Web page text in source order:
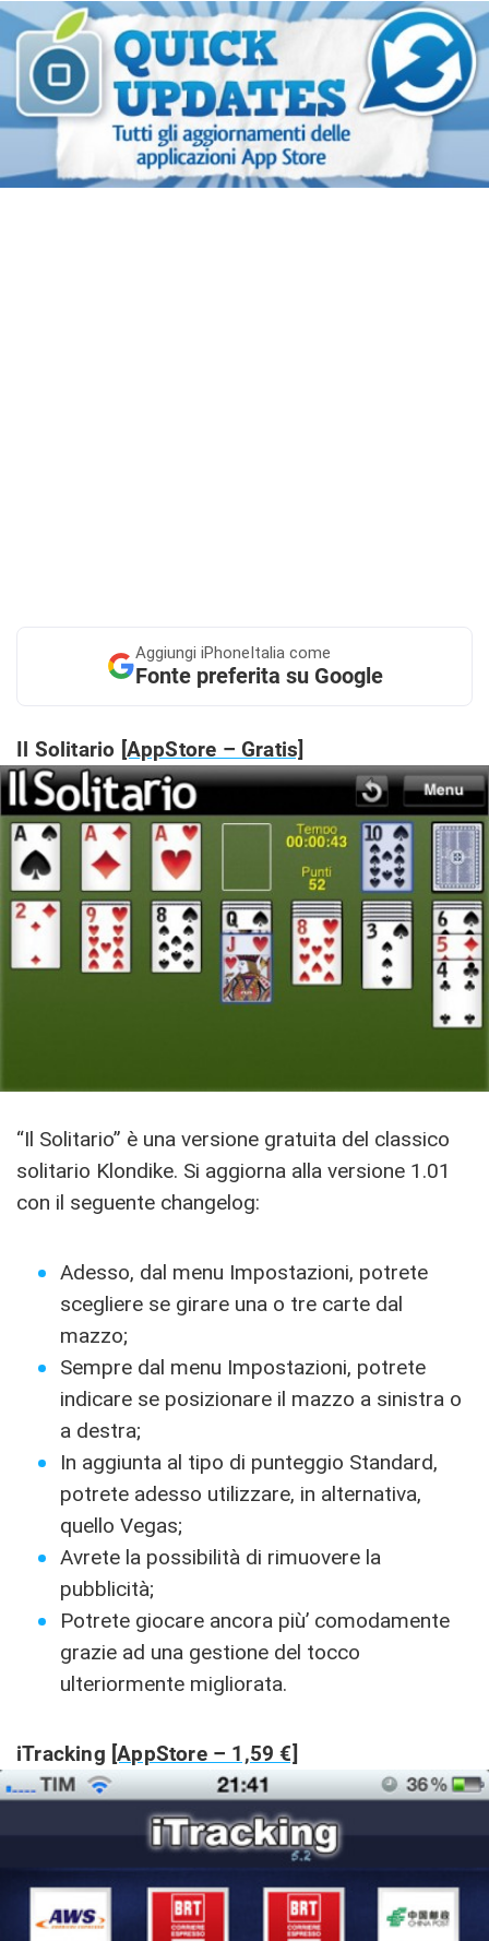
Aggiungi iPhoneItalia come
Fonte preferita su Google
Il Solitario [AppStore – Gratis]
“Il Solitario” è una versione gratuita del classico
solitario Klondike. Si aggiorna alla versione 1.01
con il seguente changelog:
Adesso, dal menu Impostazioni, potrete
scegliere se girare una o tre carte dal
mazzo;
Sempre dal menu Impostazioni, potrete
indicare se posizionare il mazzo a sinistra o
a destra;
In aggiunta al tipo di punteggio Standard,
potrete adesso utilizzare, in alternativa,
quello Vegas;
Avrete la possibilità di rimuovere la
pubblicità;
Potrete giocare ancora più’ comodamente
grazie ad una gestione del tocco
ulteriormente migliorata.
iTracking [AppStore – 1,59 €]